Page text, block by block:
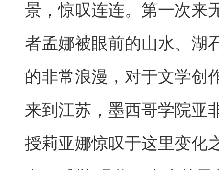
景，惊叹连连。第一次来
者孟娜被眼前的山水、湖
的非常浪漫，对于文学创
来到江苏，墨西哥学院亚
授莉亚娜惊叹于这里变化